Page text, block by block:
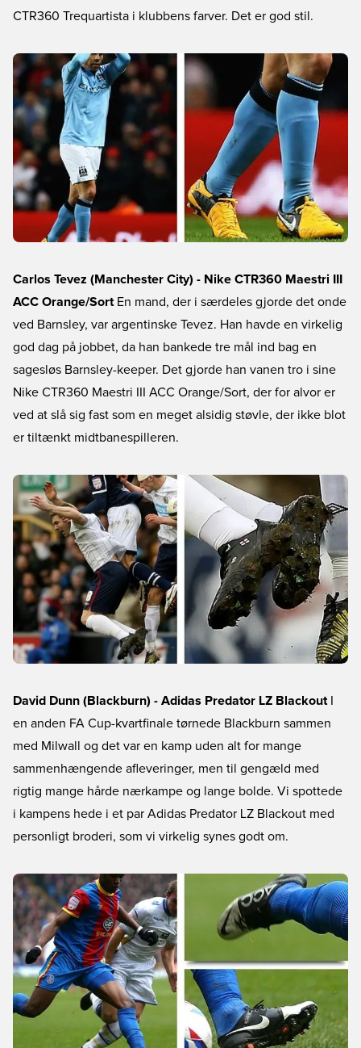
CTR360 Trequartista i klubbens farver. Det er god stil.
Carlos Tevez (Manchester City) - Nike CTR360 Maestri III
ACC Orange/Sort En mand, der i særdeles gjorde det onde
ved Barnsley, var argentinske Tevez. Han havde en virkelig
god dag på jobbet, da han bankede tre mål ind bag en
sagesløs Barnsley-keeper. Det gjorde han vanen tro i sine
Nike CTR360 Maestri III ACC Orange/Sort, der for alvor er
ved at slå sig fast som en meget alsidig støvle, der ikke blot
er tiltænkt midtbanespilleren.
David Dunn (Blackburn) - Adidas Predator LZ Blackout
en anden FA Cup-kvartfinale tørnede Blackburn sammen
med Milwall og det var en kamp uden alt for mange
sammenhængende afleveringer, men til gengæld med
rigtig mange hårde nærkampe og lange bolde. Vi spottede
i kampens hede i et par Adidas Predator LZ Blackout med
personligt broderi, som vi virkelig synes godt om.